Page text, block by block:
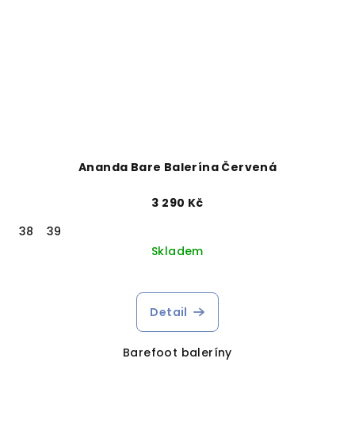
Ananda Bare Balerína Červená
3 290 Kč
38
39
Skladem
Detail
Barefoot baleríny